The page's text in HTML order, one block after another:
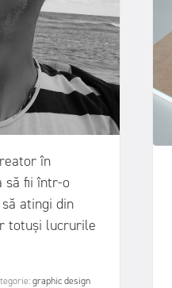
în
să fii într-o
atingi din
totuși lucrurile
graphic design